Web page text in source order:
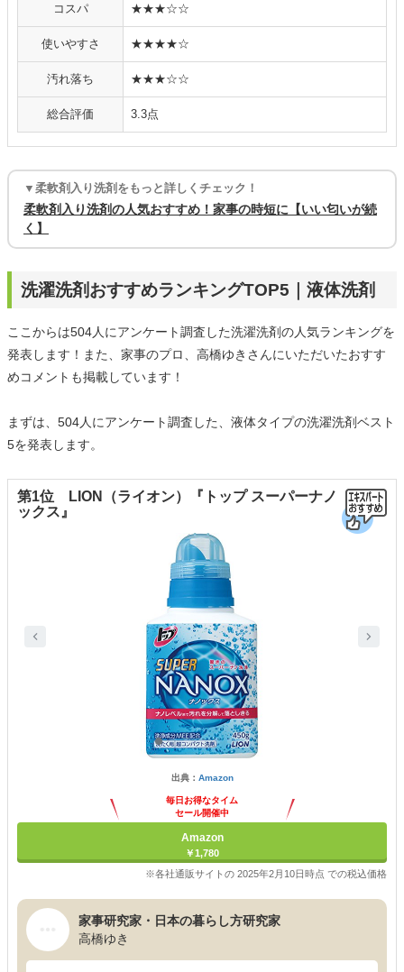
コスパ ★★★☆☆
使いやすさ ★★★★☆
汚れ落ち ★★★☆☆
総合評価 3.3点
▼柔軟剤入り洗剤をもっと詳しくチェック！
柔軟剤入り洗剤の人気おすすめ！家事の時短に【いい匂いが続
く】
洗濯洗剤おすすめランキングTOP5｜液体洗剤
ここからは504人にアンケート調査した洗濯洗剤の人気ランキングを
発表します！また、家事のプロ、高橋ゆきさんにいただいたおすす
めコメントも掲載しています！
まずは、504人にアンケート調査した、液体タイプの洗濯洗剤ベスト
5を発表します。
第1位 LION（ライオン）『トップ スーパーナノ
ックス』
出典： Amazon
毎日お得なタイム
セール開催中
Amazon
￥1,780
※各社通販サイトの 2025年2月10日時点 での税込価格
家事研究家・日本の暮らし方研究家
高橋ゆき